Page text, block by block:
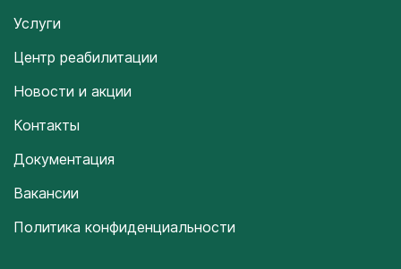
Услуги
Центр реабилитации
Новости и акции
Контакты
Документация
Вакансии
Политика конфиденциальности